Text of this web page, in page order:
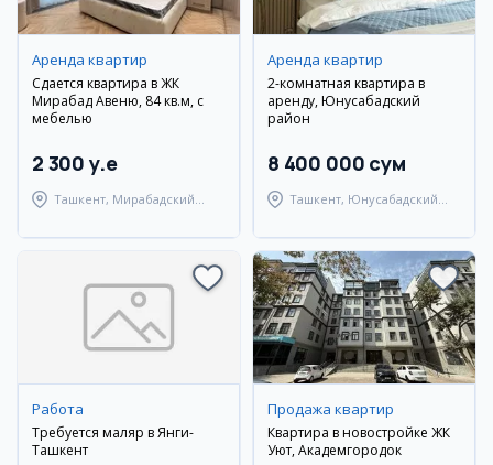
Аренда квартир
Сдается квартира в ЖК
Мирабад Авеню, 84 кв.м, с
мебелью
2 300 y.e
Ташкент, Мирабадский
Аренда квартир
2-комнатная квартира в
аренду, Юнусабадский
район
8 400 000 сум
Ташкент, Юнусабадский
Работа
Требуется маляр в Янги-
Ташкент
Продажа квартир
Квартира в новостройке ЖК
Уют, Академгородок